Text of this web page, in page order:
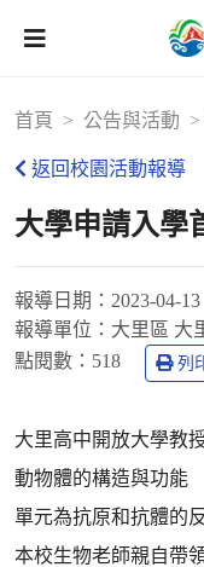
首頁 公告與活動
返回校園活動報導
大學申請入學
報導日期： 2023-04-13
報導單位： 大里區 大
點閱數： 518 列
大里高中開放大學教
動物體的構造與功能
單元為抗原和抗體的
本校生物老師親自帶